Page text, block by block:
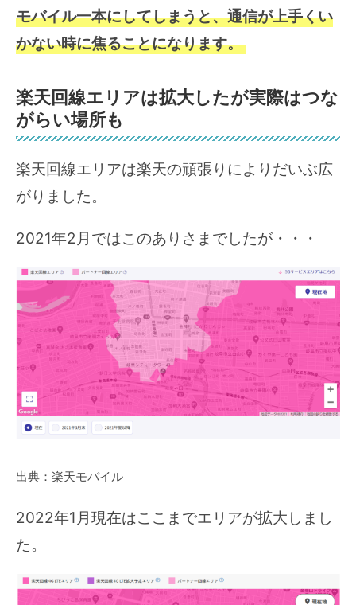
モバイル一本にしてしまうと、通信が上手くい
かない時に焦ることになります。
楽天回線エリアは拡大したが実際はつな
がらい場所も
楽天回線エリアは楽天の頑張りによりだいぶ広
がりました。
2021年2月ではこのありさまでしたが・・・
出典：楽天モバイル
2022年1月現在はここまでエリアが拡大しまし
た。